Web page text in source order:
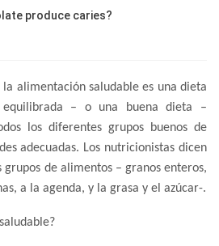
produce caries?
alimentación saludable es una dieta
– o una buena dieta –
los diferentes grupos buenos de
adecuadas. Los nutricionistas dicen
de alimentos – granos enteros,
a la agenda, y la grasa y el azúcar-.